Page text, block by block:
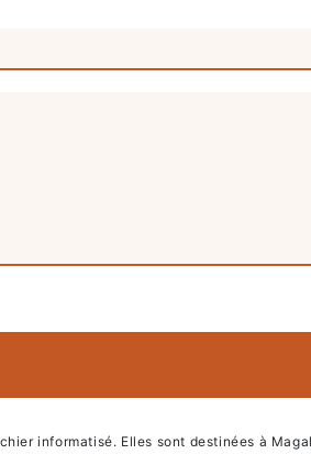
informatisé. Elles sont destinées à